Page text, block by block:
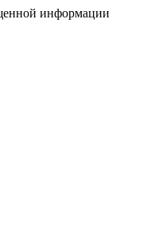
информации